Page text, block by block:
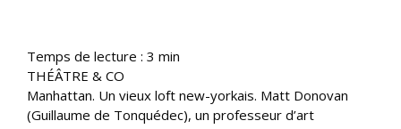
Temps de lecture : 3 min
THÉÂTRE & CO
Manhattan. Un vieux loft new-yorkais. Matt Donovan
(Guillaume de Tonquédec), un professeur d’art